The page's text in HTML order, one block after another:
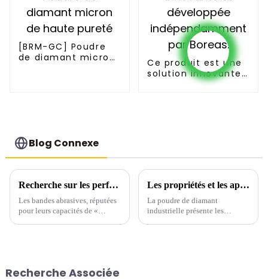
[BRM-GC] Poudre
de diamant micron
Ce produit est une
solution innovante
et développée
Blog Connexe
Recherche sur les performances de meulage des bandes abrasives en nitrure de bore cubique (CBN)
Les bandes abrasives, réputées
pour leurs capacités de «
génération de chaleur plus
Les propriétés et les applications du diamant synthétique
La poudre de diamant
industrielle présente les
Recherche Associée